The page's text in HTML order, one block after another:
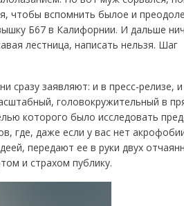
чтобы вспомнить былое и
Б67 в Калифорнии. И дальше
лестница, написать нельзя. Шаг
сразу заявляют: и в пресс-релизе, и
головокружительный в
которого было исследовать
где, даже если у вас нет
передают ее в руки двух
и страхом публику.